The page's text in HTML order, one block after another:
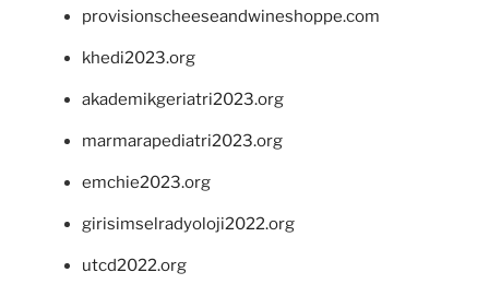
provisionscheeseandwineshoppe.com
khedi2023.org
akademikgeriatri2023.org
marmarapediatri2023.org
emchie2023.org
girisimselradyoloji2022.org
utcd2022.org